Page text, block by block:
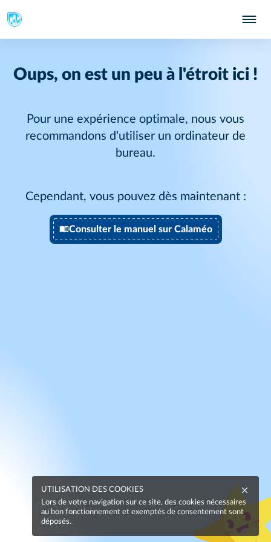
Oups, on est un peu à l'étroit ici !
Pour une expérience optimale, nous vous
recommandons d'utiliser un ordinateur de
bureau.
Cependant, vous pouvez dès maintenant :
Consulter le manuel sur Calaméo
UTILISATION DES COOKIES
Lors de votre navigation sur ce site, des cookies nécessaires
au bon fonctionnement et exemptés de consentement sont
déposés.